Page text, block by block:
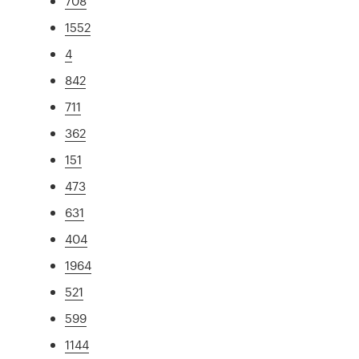
1552
4
842
711
362
151
473
631
404
1964
521
599
1144